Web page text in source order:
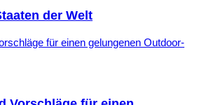
der Welt